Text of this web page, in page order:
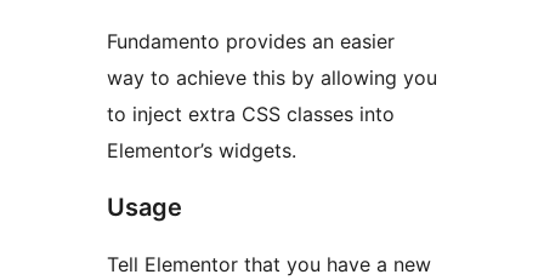
Fundamento provides an easier
way to achieve this by allowing you
to inject extra CSS classes into
Elementor’s widgets.
Usage
Tell Elementor that you have a new